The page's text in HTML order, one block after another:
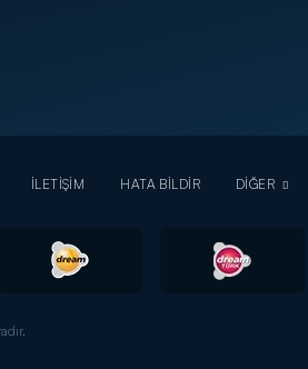
İLETİŞİM HATA BİLDİR DİĞER